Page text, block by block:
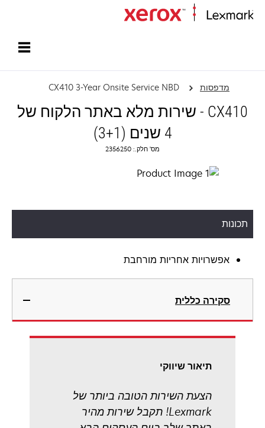
מדפסות CX410 3-Year Onsite Service NBD
CX410 - שירות מלא באתר הלקוח של
4 שנים (3+1)
מס' חלק.: 2356250
תכונות
אפשרויות אחריות מורחבת
סקירה כללית
תיאור שיווקי
הצעת השירות הטובה ביותר של
Lexmark! תקבל שירות מהיר